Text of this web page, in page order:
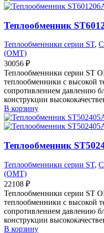
Теплообменник
Теплообменники серии ST,
(OMT)
30056 ₽
Теплообменники серии ST
теплообменники с высокой
сопротивлением давлению
конструкции
В корзину
Теплообменник
Теплообменники серии ST,
(OMT)
22108 ₽
Теплообменники серии ST
теплообменники с высокой
сопротивлением давлению
конструкции
В корзину